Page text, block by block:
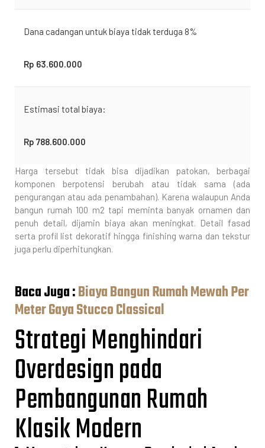
Dana cadangan untuk biaya tidak terduga 8%
Rp 63.600.000
Estimasi total biaya:
Rp 788.600.000
Harga tersebut tidak bisa dijadikan patokan, berbagai
komponen berpotensi berubah atau tidak sama (ada
pengurangan atau ada penambahan). Karena walaupun Anda
bangun rumah 100 m2 tapi meminta banyak ornamen dan
penuh detail, dijamin biaya akan meningkat. Detail fasad
serta profil list dekoratif hingga finishing warna dan tekstur
juga perlu diperhitungkan.
Baca Juga :Biaya Bangun Rumah Mewah Per
Meter Gaya Stucco Classical
Strategi Menghindari
Overdesign pada
Pembangunan Rumah
Klasik Modern